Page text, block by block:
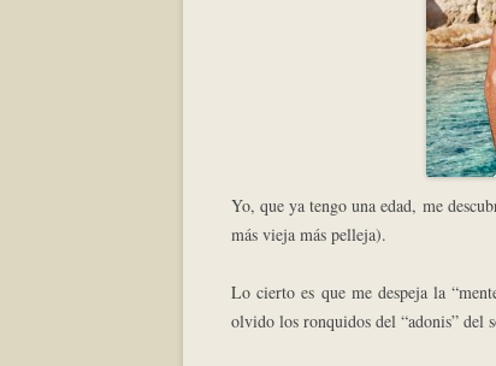
Yo, que ya tengo una edad, me
más vieja más pelleja).
Lo cierto es que me despeja la
olvido los ronquidos del “adonis”